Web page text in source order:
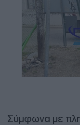
Σύμφωνα με